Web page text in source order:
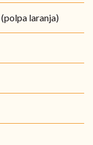
(polpa laranja)